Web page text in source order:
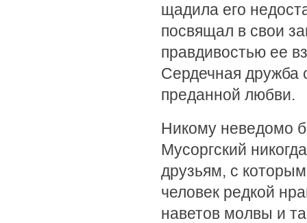
щадила его
посвящал в свои
правдивостью ее
Сердечная дружба
преданной любви.
Никому неведомо
Мусоргский
друзьям, с
человек редкой
наветов молвы и